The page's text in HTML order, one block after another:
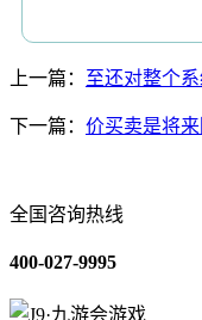
上一篇： 至还对整个
下一篇： 价买卖是将
全国咨询热线
400-027-9995